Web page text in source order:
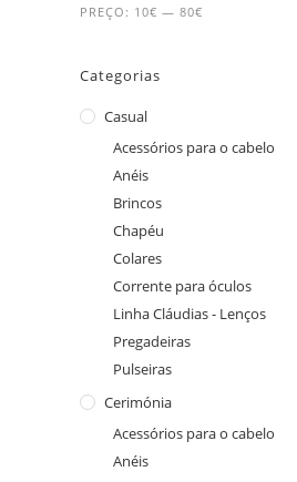
PREÇO: 10€ — 80€
Categorias
Casual
Acessórios para o cabelo
Anéis
Brincos
Chapéu
Colares
Corrente para óculos
Linha Cláudias - Lenços
Pregadeiras
Pulseiras
Cerimónia
Acessórios para o cabelo
Anéis